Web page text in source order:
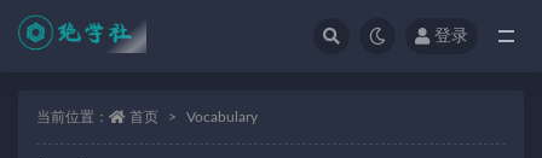
登录
当前位置： 首页 Vocabulary